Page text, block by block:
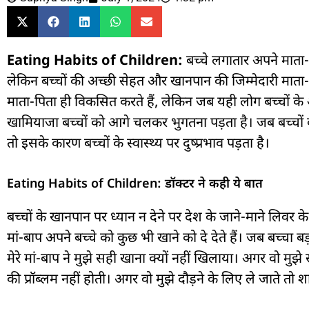
Eating Habits of Children: बच्चे लगातार अपने
लेकिन बच्चों की अच्छी सेहत और खानपान की जिम्मेदारी
माता-पिता ही विकसित करते हैं, लेकिन जब यही लोग बच्चों
खामियाजा बच्चों को आगे चलकर भुगतना पड़ता है। जब
तो इसके कारण बच्चों के स्वास्थ्य पर दुष्प्रभाव पड़ता है।
Eating Habits of Children: डॉक्टर ने कही ये बात
बच्चों के खानपान पर ध्यान न देने पर देश के जाने-माने लिवर
मां-बाप अपने बच्चे को कुछ भी खाने को दे देते हैं। जब बच्चा
मेरे मां-बाप ने मुझे सही खाना क्यों नहीं खिलाया। अगर वो
की प्रॉब्लम नहीं होती। अगर वो मुझे दौड़ने के लिए ले जाते तो